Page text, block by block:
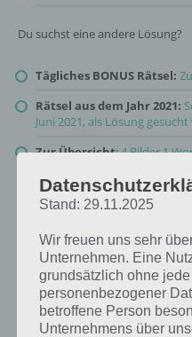
Du suchst eine andere Lösung?
Tägliches BONUS Rätsel:
Rätsel aus dem Jahr 2021:
Juni 2021, als Lösung
Zur Übersicht:4 Bilder 1
Stand: 29.11.2025
Wir freuen uns sehr
Unternehmen. Eine
grundsätzlich ohne
personenbezogener
betroffene Person
Unternehmens über